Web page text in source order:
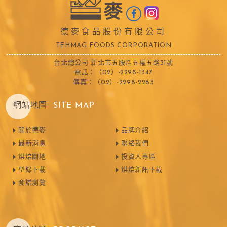
德麥食品股份有限公司
TEHMAG FOODS CORPORATION
台北總公司 新北市五股區五權五路31號
電話：（02）-2298-1347
傳真：（02）-2298-2263
網站地圖 SITE MAP
關於德麥
最新消息
烘焙園地
型錄下載
食譜瀏覽
品牌介紹
聯絡我們
投資人專區
烘焙新訊下載